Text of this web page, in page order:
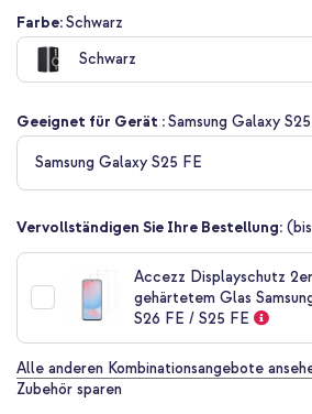
Zum
Anfang
Bildgalerie
Farbe:Schwarz
Schwarz
Geeignet für Gerät :Samsung Galaxy
Samsung Galaxy S25 FE
Vervollständigen Sie Ihre Bestellung:
Accezz Displayschutz
gehärtetem Glas
S26 FE / S25 FE
Alle anderen Kombinationsangebote
Zubehör sparen